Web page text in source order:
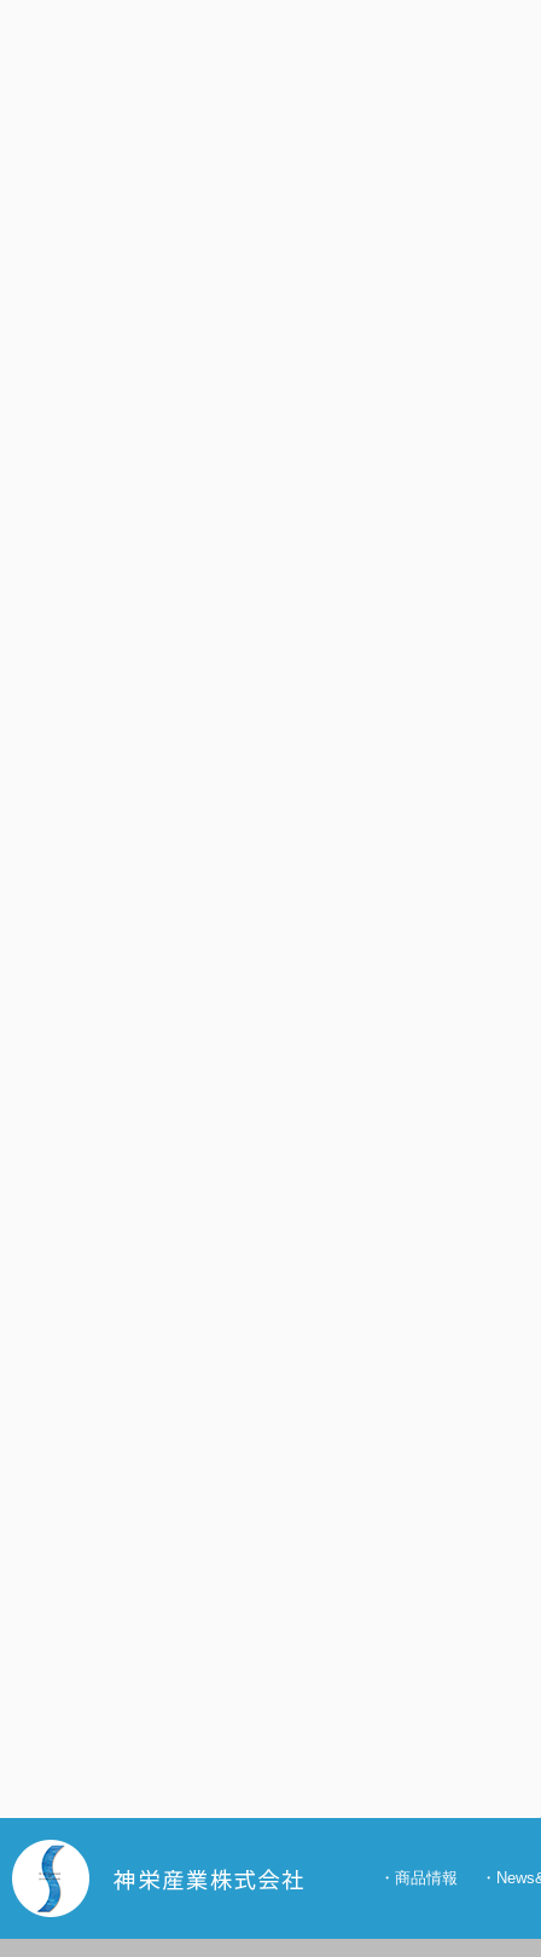
・ 商品情報 ・